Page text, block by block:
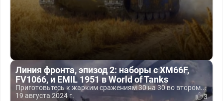
Линия фронта, эпизод 2: наборы с XM66F,
FV1066, и EMIL 1951 в World of Tanks
Приготовьтесь к жарким сражениям 30 на 30 во втором...
19 августа 2024 г.
3